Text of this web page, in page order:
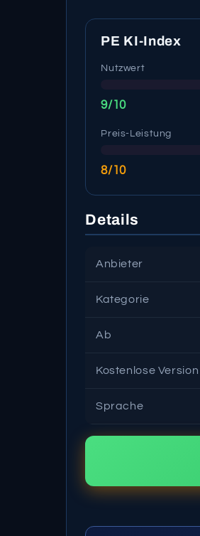
PE KI-Index
Nutzwert
9/10
Preis-Leistung
8/10
Details
Anbieter
Kategorie
Ab
Kostenlose Version
Sprache